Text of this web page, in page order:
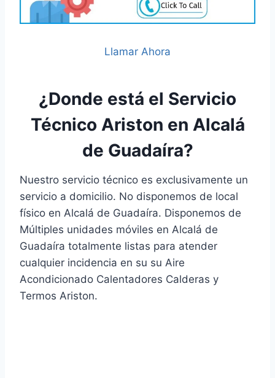
Llamar Ahora
¿Donde está el Servicio
Técnico Ariston en Alcalá
de Guadaíra?
Nuestro servicio técnico es exclusivamente un
servicio a domicilio. No disponemos de local
físico en Alcalá de Guadaíra. Disponemos de
Múltiples unidades móviles en Alcalá de
Guadaíra totalmente listas para atender
cualquier incidencia en su su Aire
Acondicionado Calentadores Calderas y
Termos Ariston.